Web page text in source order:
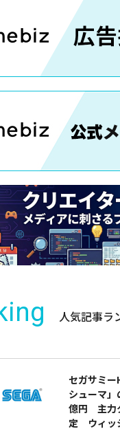
人気記事ラ
セガサミー
シューマ
億円 主力
定 ウィッ